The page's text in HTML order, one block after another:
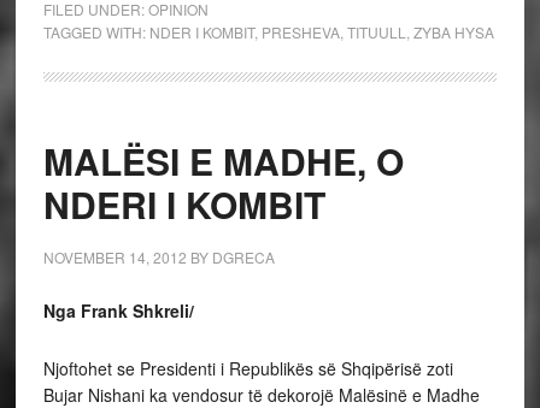
FILED UNDER:OPINION
TAGGED WITH: NDER I KOMBIT, PRESHEVA, TITUULL ZYBA HYSA
MALËSI E MADHE, O
NDERI I KOMBIT
NOVEMBER 14, 2012 BY DGRECA
Nga Frank Shkreli/
Njoftohet se Presidenti i Republikës së Shqipërisë zoti
Bujar Nishani ka vendosur të dekorojë Malësinë e Madhe